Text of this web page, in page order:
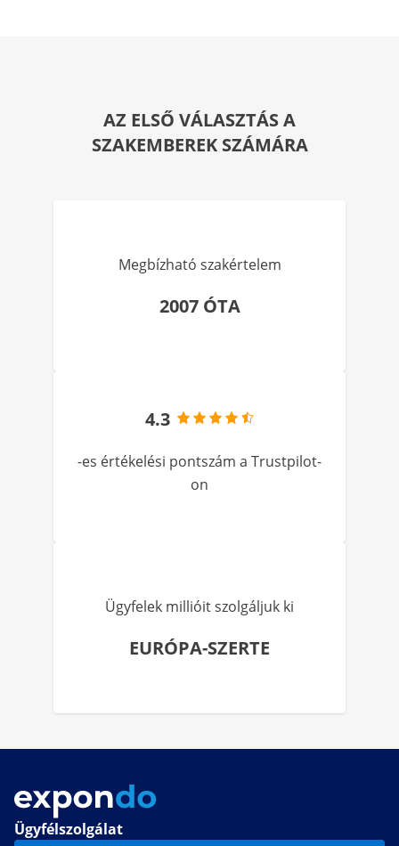
AZ ELSŐ VÁLASZTÁS A
SZAKEMBEREK SZÁMÁRA
Megbízható szakértelem
2007 ÓTA
4.3
-es értékelési pontszám a Trustpilot-
on
Ügyfelek millióit szolgáljuk ki
EURÓPA-SZERTE
Ügyfélszolgálat